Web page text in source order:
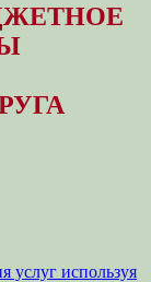
услуг используя